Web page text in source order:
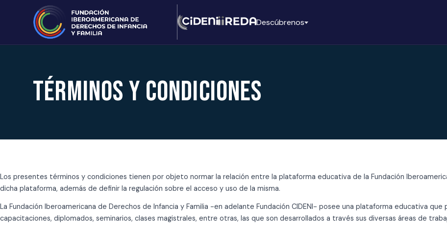
Descúbrenos
Términos y condiciones
Los presentes términos y condiciones tienen por objeto normar la relación entre la plataforma educativa de la Fundación
dicha plataforma, además de definir la regulación sobre el acceso y uso de la misma.
La Fundación Iberoamericana de Derechos de Infancia y Familia -en adelante Fundación CIDENI- posee una plataforma educativa
capacitaciones, diplomados, seminarios, clases magistrales, entre otras, las que son desarrollados a través sus diversas áreas de